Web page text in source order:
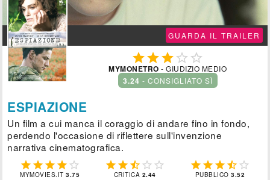
GUARDA IL TRAILER
  
MYMONETRO - GIUDIZIO MEDIO
3.24 - CONSIGLIATO SÌ
ESPIAZIONE
Un film a cui manca il coraggio di andare fino in fondo,
perdendo l'occasione di riflettere sull'invenzione
narrativa cinematografica.
    
MYMOVIES.IT3.75
    
CRITICA 2.44
    
PUBBLICO3.52